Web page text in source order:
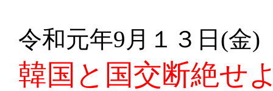
令和元年9月１３日(金)
韓国と国交断絶せ